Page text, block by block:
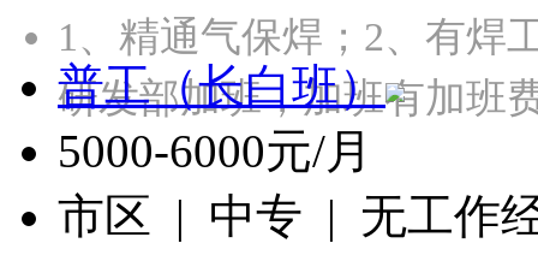
1、精通气保焊；2、有焊
研发部加班，加班有加
普工（长白班）
5000-6000元/月
市区 | 中专 | 无工作